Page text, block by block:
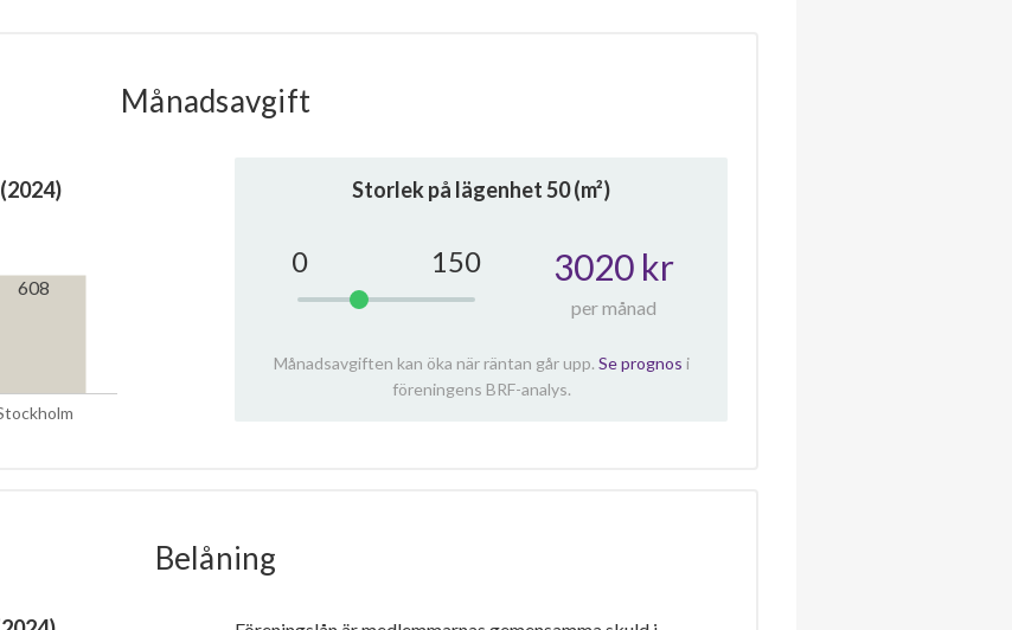
Månadsavgift
608
Storlek på lägenhet50(m²)
0 150 3020 kr
per månad
Månadsavgiften kan öka när räntan går upp. Se prognos i
föreningens BRF-analys.
Belåning